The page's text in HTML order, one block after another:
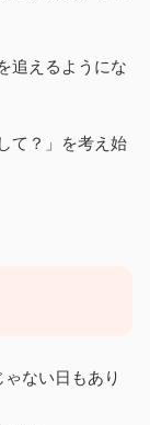
追えるようにな
て？」を考え始
ない日もあり